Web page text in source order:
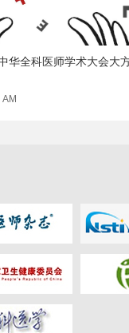
华全科医师学术大会大